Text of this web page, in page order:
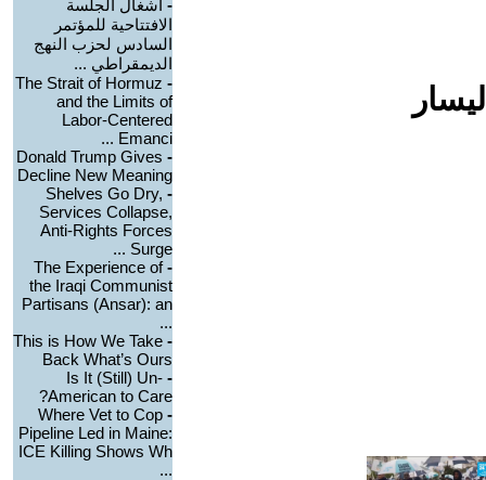
- أشغال الجلسة
الافتتاحية للمؤتمر
السادس لحزب النهج
الديمقراطي ...
-
The Strait of Hormuz
and the Limits of
Labor-Centered
Emanci ...
-
Donald Trump Gives
Decline New Meaning
-
Shelves Go Dry,
Services Collapse,
Anti-Rights Forces
Surge ...
-
The Experience of
the Iraqi Communist
Partisans (Ansar): an
...
-
This is How We Take
Back What’s Ours
-
Is It (Still) Un-
American to Care?
-
Where Vet to Cop
Pipeline Led in Maine:
ICE Killing Shows Wh
...